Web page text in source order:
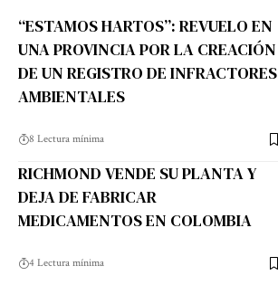
“ESTAMOS HARTOS”: REVUELO EN
UNA PROVINCIA POR LA CREACIÓN
DE UN REGISTRO DE INFRACTORES
AMBIENTALES
8 Lectura mínima
RICHMOND VENDE SU PLANTA Y
DEJA DE FABRICAR
MEDICAMENTOS EN COLOMBIA
4 Lectura mínima